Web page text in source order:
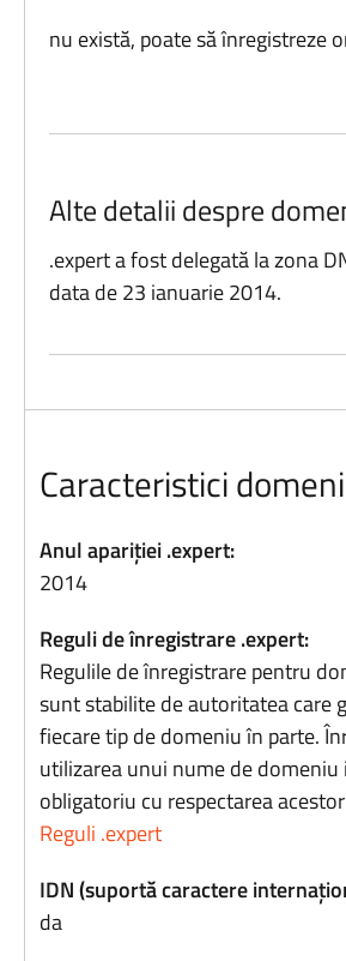
nu există, poate să înregistreze
Alte detalii despre
.expert a fost delegată la zona
data de 23 ianuarie 2014.
Caracteristici
Anul apariției .expert:
2014
Reguli de înregistrare .expert:
Regulile de înregistrare pentru
sunt stabilite de autoritatea care
fiecare tip de domeniu în parte.
utilizarea unui nume de
obligatoriu cu respectarea
Reguli .expert
IDN (suportă caractere
da